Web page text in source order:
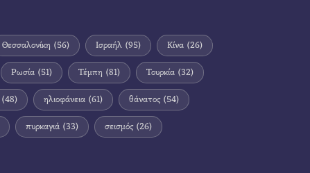
Θεσσαλονίκη (56) Ισραήλ (95) Κίνα (26)
Ρωσία (51) Τέμπη (81) Τουρκία (32)
(48) ηλιοφάνεια (61) θάνατος (54)
πυρκαγιά (33) σεισμός (26)